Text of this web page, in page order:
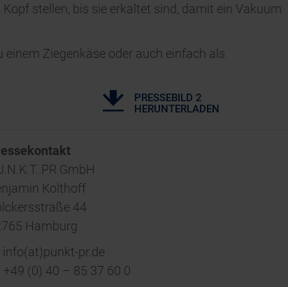
stellen, bis sie erkaltet sind, damit ein Vakuum
Ziegenkäse oder auch einfach als
PRESSEBILD 2
HERUNTERLADEN
PR GmbH
Kolthoff
44
Hamburg
info(at)punkt-pr.de
+49 (0) 40 – 85 37 60 0